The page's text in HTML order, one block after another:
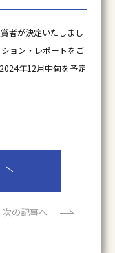
者が決定いたしまし
ョン・レポートをご
年12月中旬を予定
次の記事へ